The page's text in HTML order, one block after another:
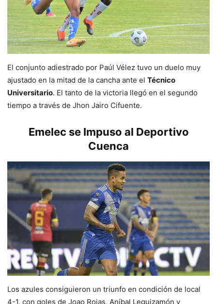
El conjunto adiestrado por Paúl Vélez tuvo un duelo muy
ajustado en la mitad de la cancha ante el Técnico
Universitario. El tanto de la victoria llegó en el segundo
tiempo a través de Jhon Jairo Cifuente.
Emelec se Impuso al Deportivo
Cuenca
Los azules consiguieron un triunfo en condición de local
4-1, con goles de Joao Rojas, Aníbal Leguizamón y